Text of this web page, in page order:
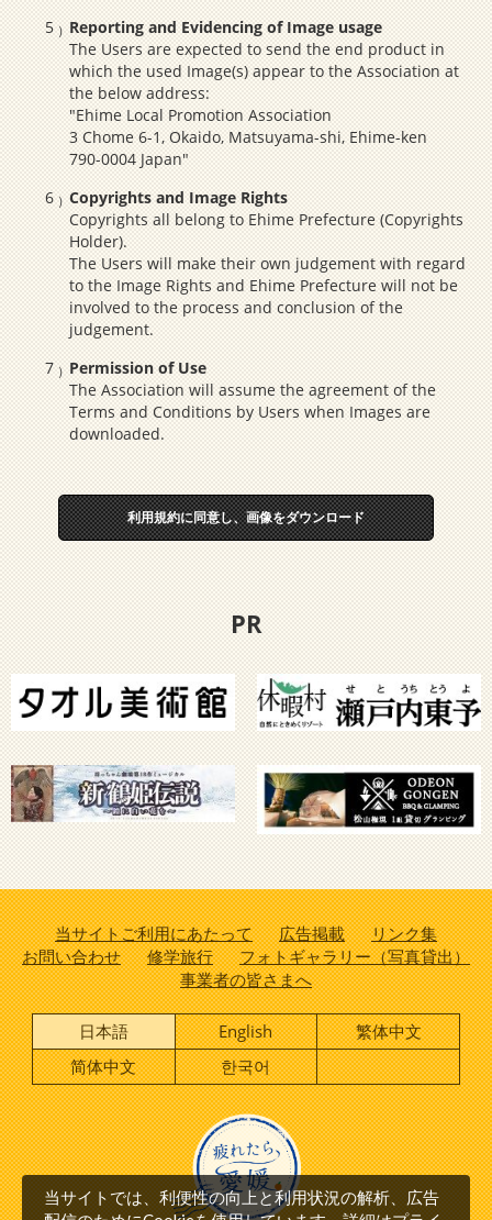
Reporting and Evidencing of Image usage
The Users are expected to send the end product in
which the used Image(s) appear to the Association at
the below address:
"Ehime Local Promotion Association
3 Chome 6-1, Okaido, Matsuyama-shi, Ehime-ken
790-0004 Japan"
Copyrights and Image Rights
Copyrights all belong to Ehime Prefecture (Copyrights
Holder).
The Users will make their own judgement with regard
to the Image Rights and Ehime Prefecture will not be
involved to the process and conclusion of the
judgement.
Permission of Use
The Association will assume the agreement of the
Terms and Conditions by Users when Images are
downloaded.
利用規約に同意し、画像をダウンロード
PR
当サイトご利用にあたって 広告掲載
リンク集
お問い合わせ
修学旅行
フォトギャラリー（写真貸出）
事業者の皆さまへ
日本語 English
繁体中文
简体中文
한국어
当サイトでは、利便性の向上と利用状況の解析、広告